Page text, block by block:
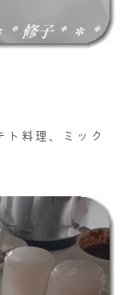
料理、ミック